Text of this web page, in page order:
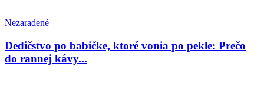
Nezaradené
Dedičstvo po babičke, ktoré vonia po pekle: Prečo
do rannej kávy...